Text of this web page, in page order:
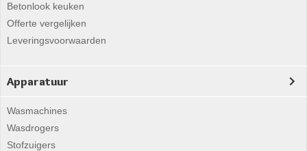
Betonlook keuken
Offerte vergelijken
Leveringsvoorwaarden
Apparatuur
Wasmachines
Wasdrogers
Stofzuigers